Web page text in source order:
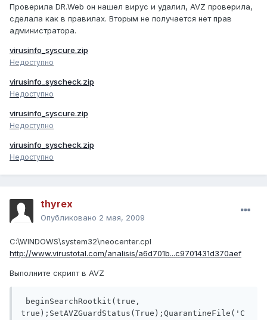
Проверила DR.Web он нашел вирус и удалил, AVZ проверила,
сделала как в правилах. Вторым не получается нет прав
администратора.
virusinfo_syscure.zip
Недоступно
virusinfo_syscheck.zip
Недоступно
virusinfo_syscure.zip
Недоступно
virusinfo_syscheck.zip
Недоступно
thyrex
Опубликовано 2 мая, 2009
C:\WINDOWS\system32\neocenter.cpl
http://www.virustotal.com/analisis/a6d701b...c9701431d370aef
Выполните скрипт в AVZ
true);SetAVZGuardStatus(True);QuarantineFile('C